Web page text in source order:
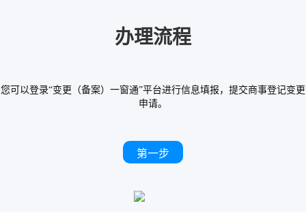
办理流程
您可以登录“变更（备案）一窗通”平台进行信息填报，提交商事登记变更
申请。
第一步